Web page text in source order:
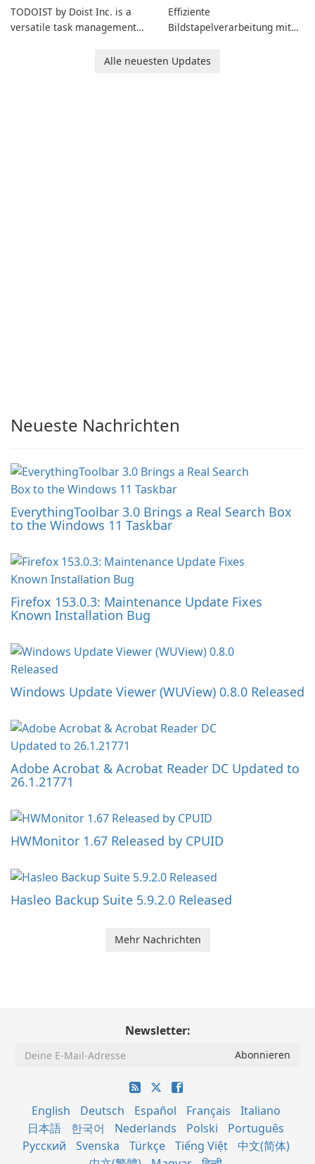
TODOIST by Doist Inc. is a
versatile task management
individuals and teams
Effiziente
Bildstapelverarbeitung mit
Alle neuesten Updates
Neueste Nachrichten
EverythingToolbar 3.0 Brings a Real Search Box
to the Windows 11 Taskbar
Firefox 153.0.3: Maintenance Update Fixes
Known Installation Bug
Windows Update Viewer (WUView) 0.8.0 Released
Adobe Acrobat & Acrobat Reader DC Updated to
26.1.21771
HWMonitor 1.67 Released by CPUID
Hasleo Backup Suite 5.9.2.0 Released
Mehr Nachrichten
Newsletter:
English Deutsch Español Français
Italiano
日本語
한국어 Nederlands Polski
Português
Русский
Svenska Türkçe Tiếng Việt
中文(简体)